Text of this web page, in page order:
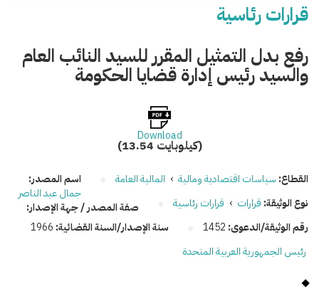
قرارات رئاسية
رفع بدل التمثيل المقرر للسيد النائب العام
والسيد رئيس إدارة قضايا الحكومة
Download
(13.54 كيلوبايت)
القطاع: سياسات اقتصادية ومالية › المالية العامة
نوع الوثيقة: قرارات › قرارات رئاسية
رقم الوثيقة/الدعوى: 1452 سنة الإصدار/السنة القضائية: 1966
اسم المصدر:
جمال عبد الناصر
صفة المصدر / جهة الإصدار:
رئيس الجمهورية العربية المتحدة